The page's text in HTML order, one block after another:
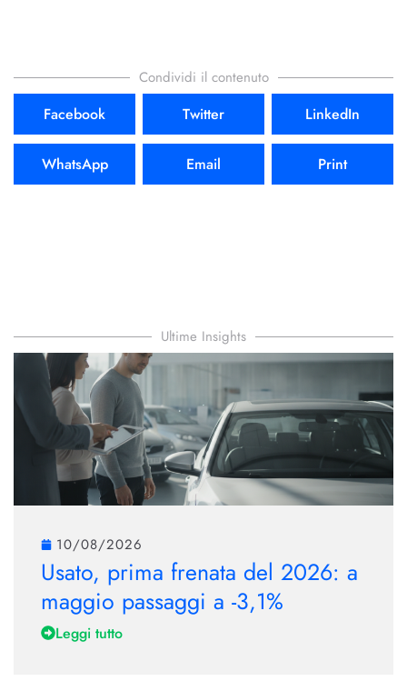
Condividi il contenuto
Facebook Twitter LinkedIn
WhatsApp Email Print
Ultime Insights
10/08/2026
Usato, prima frenata del 2026: a
maggio passaggi a -3,1%
Leggi tutto